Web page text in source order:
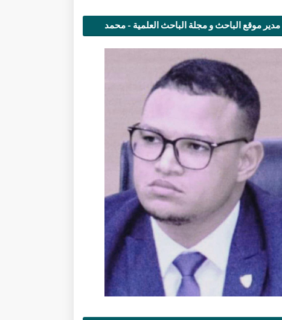
مدير موقع الباحث و مجلة الباحث العلمية - محمد